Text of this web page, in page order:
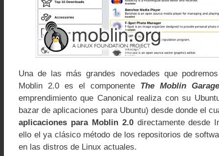
Una de las más grandes novedades que
Moblin 2.0 es el componente The Moblin Garage
emprendimiento que Canonical realiza con su
bazar de aplicaciones para Ubuntu) desde donde el
aplicaciones para Moblin 2.0directamente desde
ello el ya clásico método de los repositorios de
en las distros de Linux actuales.